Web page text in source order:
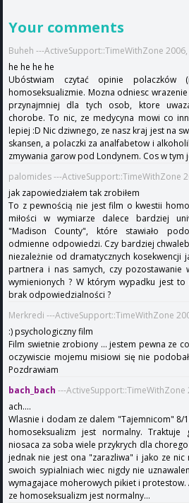
Your comments
Buheh ---ActiveSupport::TimeWithZone 2006,
he he he he
Ubóstwiam czytać opinie
homoseksualizmie. Mozna odniesc
przynajmniej dla tych osob, ktore
chorobe. To nic, ze medycyna mowi co
lepiej :D Nic dziwnego, ze nasz kraj jest na
skansen, a polaczki za analfabetow i
zmywania garow pod Londynem. Cos w tym
palomides ---ActiveSupport::TimeWithZone
jak zapowiedziałem tak zrobiłem
To z pewnością nie jest film o kwestii
miłości w wymiarze dalece bardziej
"Madison County", które stawiało
odmienne odpowiedzi. Czy bardziej
niezależnie od dramatycznych kosekwencji
partnera i nas samych, czy pozostawanie
wymienionych ? W którym wypadku jest
brak odpowiedzialności ?
Merkredi ---ActiveSupport::TimeWithZone
:) psychologiczny film
Film swietnie zrobiony ... jestem pewna ze
oczywiscie mojemu misiowi się nie
Pozdrawiam
bach_bach ---ActiveSupport::TimeWithZone
ach....
Wlasnie i dodam ze dalem "Tajemnicom" 8/
homoseksualizm jest normalny. Traktuje
niosaca za soba wiele przykrych dla
jednak nie jest ona "zarazliwa" i jako ze
swoich sypialniach wiec nigdy nie
wymagajace moherowych pikiet i protestow.
ze homoseksualizm jest normalny...